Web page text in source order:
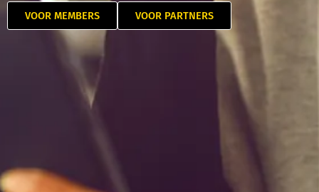
VOOR MEMBERS VOOR PARTNERS